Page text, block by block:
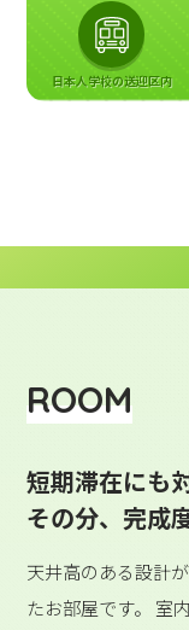
日本人学校の送迎区内
ROOM
短期滞在にも
その分、完成
天井高のある設計
たお部屋です。 室